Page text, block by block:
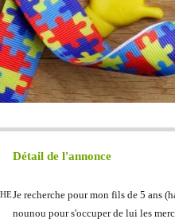
Détail de l'annonce
Je recherche pour mon fils de 5 ans
nounou pour s'occuper de lui les